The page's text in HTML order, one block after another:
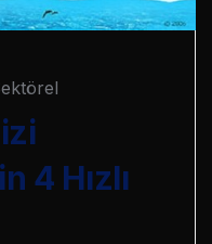
4 Hızlı